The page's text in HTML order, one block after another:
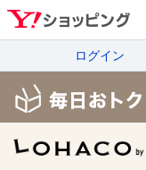
ログイン